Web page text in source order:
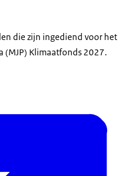
die zijn ingediend voor het
Klimaatfonds 2027.